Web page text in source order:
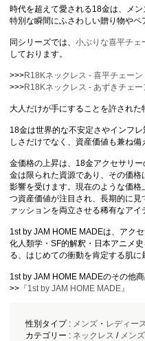
時代を超えて愛される18金は、メ
特別な瞬間にふさわしい贈り物やペ
同シリーズでは、小ぶりな喜平チェ
しております。
>>>R18Kネックレス - 喜平チェーン
>>>R18Kネックレス - あずきチェー
大人だけが手にすることを許された
18金は世界的な不安定さやインフ
しさだけでなく、資産価値も兼ね備
金価格の上昇は、18金アクセサリ
金は限られた資源であり、その価
影響を受けます。現在のような価
つ資産価値が注目され、長期的に
ァッションを両立させる稀有なアイ
1st by JAM HOME MADEは、アク
化人類学・SF的解釈・日本アニメ
る、はじめての衝動を肯定する肌に
1st by JAM HOME MADEのその他
>> 『1st by JAM HOME MADE』
性別タイプ : メンズ・ レディース
カテゴリー : ネックレス / メン